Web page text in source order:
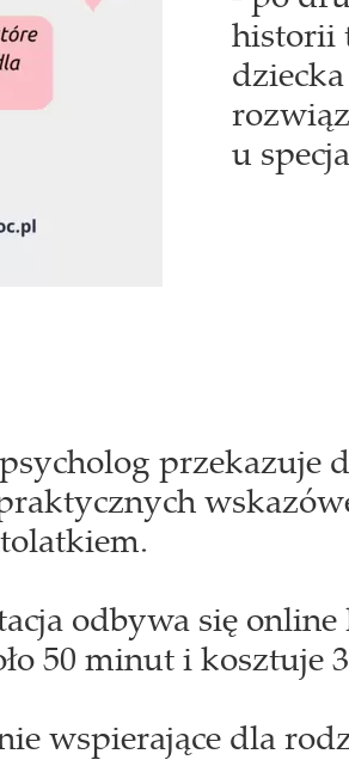
przekazuje
odbywa się
50 minut i kosztuje
wspierające dla
historii
u